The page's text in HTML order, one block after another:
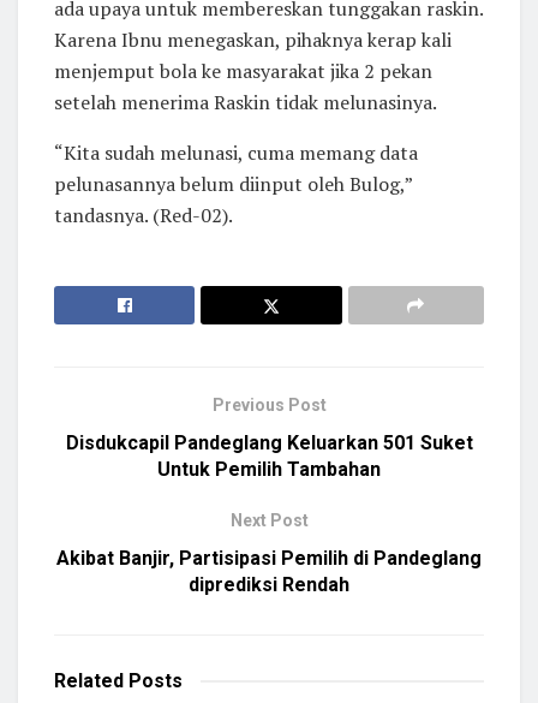
ada upaya untuk membereskan tunggakan raskin.
Karena Ibnu menegaskan, pihaknya kerap kali
menjemput bola ke masyarakat jika 2 pekan
setelah menerima Raskin tidak melunasinya.
“Kita sudah melunasi, cuma memang data
pelunasannya belum diinput oleh Bulog,”
tandasnya. (Red-02).
Previous Post
Disdukcapil Pandeglang Keluarkan 501 Suket
Untuk Pemilih Tambahan
Next Post
Akibat Banjir, Partisipasi Pemilih di Pandeglang
diprediksi Rendah
Related Posts